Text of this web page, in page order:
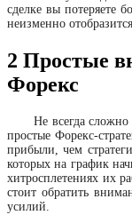
сделке вы потеряете
неизменно
2 Простые
Форекс
Не всегда
простые Форекс-
прибыли, чем
которых на график
хитросплетениях их
стоит обратить
усилий.